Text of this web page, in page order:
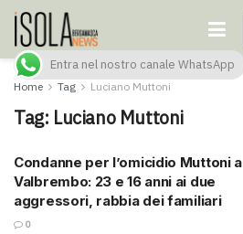
Home Tag Luciano Muttoni
Tag: Luciano Muttoni
Condanne per l’omicidio Muttoni a
Valbrembo: 23 e 16 anni ai due
aggressori, rabbia dei familiari
0
Entra nel nostro canale WhatsApp